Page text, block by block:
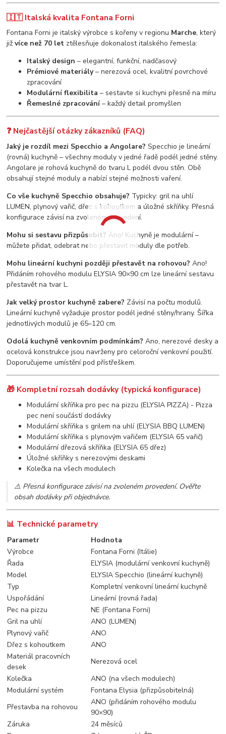
🇮🇹 Italská kvalita Fontana Forni
Fontana Forni je italský výrobce s kořeny v regionu Marche, který
jižvíce než 70 let ztělesňuje dokonalost italského řemesla:
Italský design – elegantní, funkční, nadčasový
Prémiové materiály– nerezová ocel, kvalitní povrchové
zpracování
Modulární flexibilita – sestavte si kuchyni přesně na míru
Řemeslné zpracování– každý detail promyšlen
❓ Nejčastější otázky zákazníků (FAQ)
Jaký je rozdíl mezi Specchio a Angolare? Specchio je lineární
(rovná) kuchyně – všechny moduly v jedné řadě podél jedné stěny.
Angolare je rohová kuchyně do tvaru L podél dvou stěn. Obě
obsahují stejné moduly a nabízí stejné možnosti vaření.
Co vše kuchyně Specchio obsahuje? Typicky: gril na uhlí
LUMEN, plynový vařič, dřez s kohoutkem a úložné skříňky. Přesná
konfigurace závisí na zvoleném provedení.
Mohu si sestavu přizpůsobit? Ano! Kuchyně je modulární –
můžete přidat, odebrat nebo přestavit moduly dle potřeb.
Mohu lineární kuchyni později přestavět na rohovou? Ano!
Přidáním rohového modulu ELYSIA 90×90 cm lze lineární sestavu
přestavět na tvar L.
Jak velký prostor kuchyně zabere? Závisí na počtu modulů.
Lineární kuchyně vyžaduje prostor podél jedné stěny/hrany. Šířka
jednotlivých modulů je 65–120 cm.
Odolá kuchyně venkovním podmínkám? Ano, nerezové desky a
ocelová konstrukce jsou navrženy pro celoroční venkovní použití.
Doporučujeme umístění pod přístřeškem.
🎁 Kompletní rozsah dodávky (typická konfigurace)
Modulární skříňka pro pec na pizzu (ELYSIA PIZZA) - Pizza
pec není součástí dodávky
Modulární skříňka s grilem na uhlí (ELYSIA BBQ LUMEN)
Modulární skříňka s plynovým vařičem (ELYSIA 65 vařič)
Modulární dřezová skříňka (ELYSIA 65 dřez)
Úložné skříňky s nerezovými deskami
Kolečka na všech modulech
⚠️ Přesná konfigurace závisí na zvoleném provedení. Ověřte
obsah dodávky při objednávce.
📊 Technické parametry
Parametr
Hodnota
Výrobce
Fontana Forni (Itálie)
Řada
ELYSIA (modulární venkovní kuchyně)
Model
ELYSIA Specchio (lineární kuchyně)
Typ
Kompletní venkovní lineární kuchyně
Uspořádání
Lineární (rovná řada)
Pec na pizzu
NE (Fontana Forni)
Gril na uhlí
ANO (LUMEN)
Plynový vařič
ANO
Dřez s kohoutkem
ANO
Materiál pracovních
desek
Nerezová ocel
Kolečka
ANO (na všech modulech)
Modulární systém
Fontana Elysia (přizpůsobitelná)
Přestavba na rohovou
ANO (přidáním rohového modulu
90×90)
Záruka
24 měsíců